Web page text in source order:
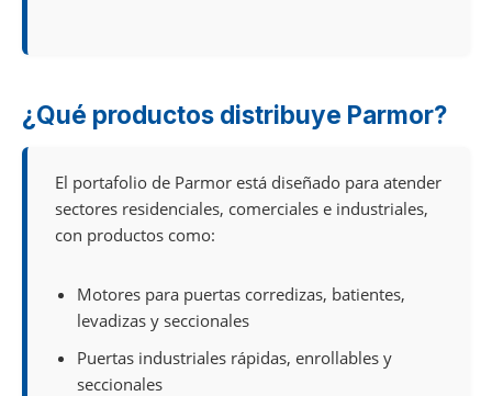
¿Qué productos distribuye Parmor?
El portafolio de Parmor está diseñado para atender
sectores residenciales, comerciales e industriales,
con productos como:
Motores para puertas corredizas, batientes,
levadizas y seccionales
Puertas industriales rápidas, enrollables y
seccionales